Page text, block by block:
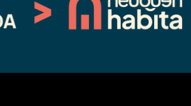
para compartir experiencias, conocimientos y
desarrollo y crecimiento para Neuquén”
la provincia como polo energético. Entre ellos,